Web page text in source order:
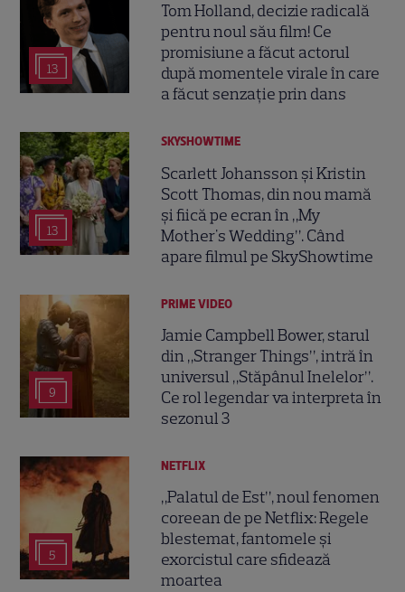
13
Tom Holland, decizie radicală
pentru noul său film! Ce
promisiune a făcut actorul
după momentele virale în care
a făcut senzație prin dans
13
SKYSHOWTIME
Scarlett Johansson și Kristin
Scott Thomas, din nou mamă
și fiică pe ecran în „My
Mother's Wedding”. Când
apare filmul pe SkyShowtime
9
PRIME VIDEO
Jamie Campbell Bower, starul
din „Stranger Things”, intră în
universul „Stăpânul Inelelor”.
Ce rol legendar va interpreta în
sezonul 3
5
NETFLIX
„Palatul de Est”, noul fenomen
coreean de pe Netflix: Regele
blestemat, fantomele și
exorcistul care sfidează
moartea